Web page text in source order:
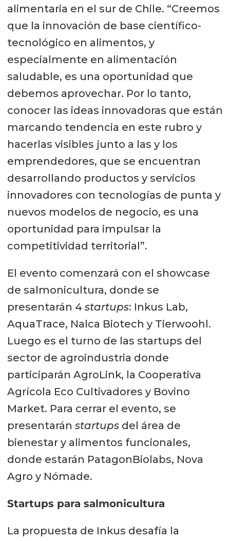
alimentaria en el sur de Chile. “Creemos
que la innovación de base científico-
tecnológico en alimentos, y
especialmente en alimentación
saludable, es una oportunidad que
debemos aprovechar. Por lo tanto,
conocer las ideas innovadoras que están
marcando tendencia en este rubro y
hacerlas visibles junto a las y los
emprendedores, que se encuentran
desarrollando productos y servicios
innovadores con tecnologías de punta y
nuevos modelos de negocio, es una
oportunidad para impulsar la
competitividad territorial”.
El evento comenzará con el showcase
de salmonicultura, donde se
presentarán 4 startups: Inkus Lab,
AquaTrace, Nalca Biotech y Tierwoohl.
Luego es el turno de las startups del
sector de agroindustria donde
participarán AgroLink, la Cooperativa
Agrícola Eco Cultivadores y Bovino
Market. Para cerrar el evento, se
presentarán startupsdel área de
bienestar y alimentos funcionales,
donde estarán PatagonBiolabs, Nova
Agro y Nómade.
Startups para salmonicultura
La propuesta de Inkus desafía la